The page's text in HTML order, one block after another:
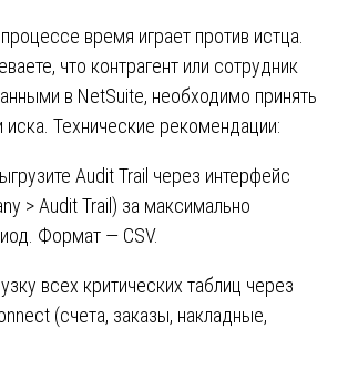
время играет против истца.
что контрагент или сотрудник
в NetSuite, необходимо принять
Технические рекомендации:
Audit Trail через интерфейс
> Audit Trail) за максимально
Формат — CSV.
всех критических таблиц через
(счета, заказы, накладные,